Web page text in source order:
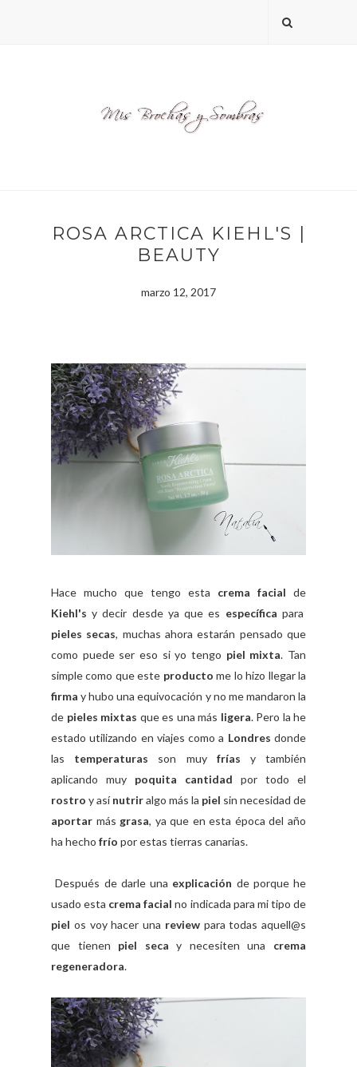
ROSA ARCTICA KIEHL'S |
BEAUTY
marzo 12, 2017
Hace mucho que tengo esta crema facial de
Kiehl's y decir desde ya que es específica para
pieles secas, muchas ahora estarán pensado que
como puede ser eso si yo tengo piel mixta. Tan
simple como que este producto me lo hizo llegar la
firma y hubo una equivocación y no me mandaron la
de pieles mixtas que es una más ligera. Pero la he
estado utilizando en viajes como a Londres donde
las temperaturas son muyfrías y también
aplicando muy poquita cantidad por todo el
rostro y asínutriralgo más la piel sin necesidad de
aportar más grasa, ya que en esta época del año
ha hecho frío por estas tierras canarias.
Después de darle una explicación de porque he
usado esta crema facial no indicada para mi tipo de
piel os voy hacer una review para todas aquell@s
que tienen piel secay necesiten una crema
regeneradora.